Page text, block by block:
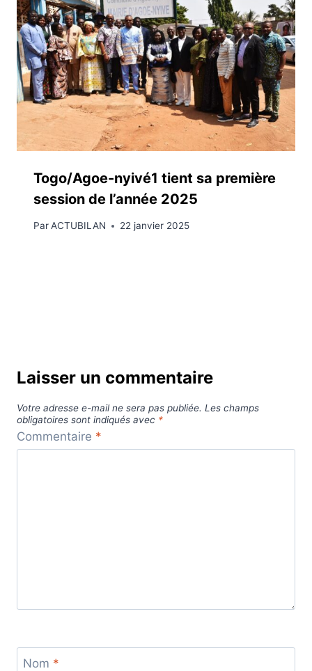
Togo/Agoe-nyivé1 tient sa première
session de l’année 2025
ParACTUBILAN 22 janvier 2025
Laisser un commentaire
Votre adresse e-mail ne sera pas publiée. Les champs
obligatoires sont indiqués avec *
Commentaire *
Nom *